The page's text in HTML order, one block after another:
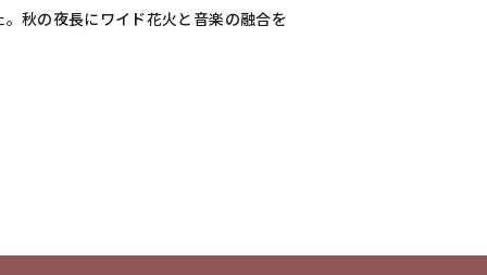
秋の夜長にワイド花火と音楽の融合を